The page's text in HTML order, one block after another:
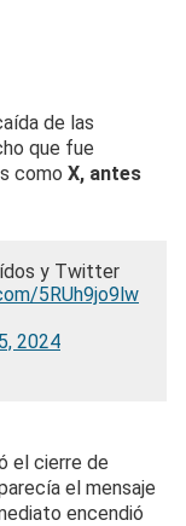
de las
que fue
como X, antes
y Twitter
5RUh9jo9lw
2024
el cierre de
el mensaje
encendió